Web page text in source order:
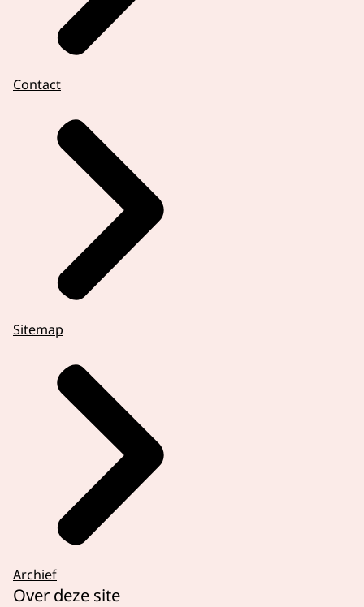
Contact
Sitemap
Archief
Over deze site